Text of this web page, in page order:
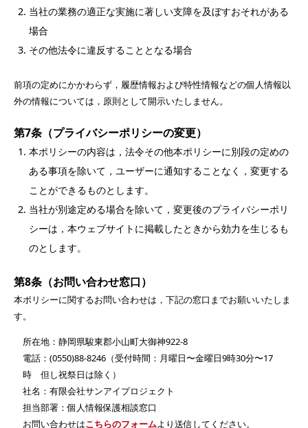
当社の業務の適正な実施に著しい支障を及ぼすおそれがある
場合
その他法令に違反することとなる場合
前項の定めにかかわらず，履歴情報および特性情報などの個人情報以
外の情報については，原則として開示いたしません。
第7条（プライバシーポリシーの変更）
本ポリシーの内容は，法令その他本ポリシーに別段の定めの
ある事項を除いて，ユーザーに通知することなく，変更する
ことができるものとします。
当社が別途定める場合を除いて，変更後のプライバシーポリ
シーは，本ウェブサイトに掲載したときから効力を生じるも
のとします。
第8条（お問い合わせ窓口）
本ポリシーに関するお問い合わせは，下記の窓口までお願いいたしま
す。
所在地：静岡県駿東郡小山町大御神922-8
電話：(0550)88-8246（受付時間：月曜日〜金曜日9時30分〜17
時 但し祝祭日は除く）
社名：有限会社サンアイプロジェクト
担当部署：個人情報保護相談窓口
お問い合わせはこちらのフォームより送信してください。